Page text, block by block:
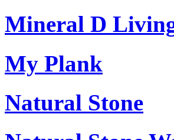
Mineral D
My Plank
Natural Stone